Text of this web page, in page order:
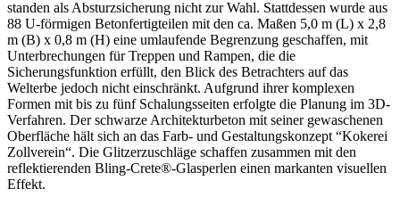
standen als Absturzsicherung nicht zur Wahl. Stattdessen wurde aus
88 U-förmigen Betonfertigteilen mit den ca. Maßen 5,0 m (L) x 2,8
m (B) x 0,8 m (H) eine umlaufende Begrenzung geschaffen, mit
Unterbrechungen für Treppen und Rampen, die die
Sicherungsfunktion erfüllt, den Blick des Betrachters auf das
Welterbe jedoch nicht einschränkt. Aufgrund ihrer komplexen
Formen mit bis zu fünf Schalungsseiten erfolgte die Planung im 3D-
Verfahren. Der schwarze Architekturbeton mit seiner gewaschenen
Oberfläche hält sich an das Farb- und Gestaltungskonzept “Kokerei
Zollverein“. Die Glitzerzuschläge schaffen zusammen mit den
reflektierenden Bling-Crete®-Glasperlen einen markanten visuellen
Effekt.